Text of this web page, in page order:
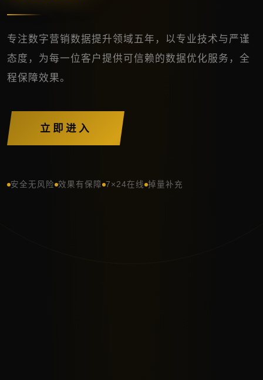
专注数字营销数据提升领域五年，以专业技术与严谨
态度，为每一位客户提供可信赖的数据优化服务，全
程保障效果。
立即进入
安全无风险 效果有保障 7×24在线 掉量补充